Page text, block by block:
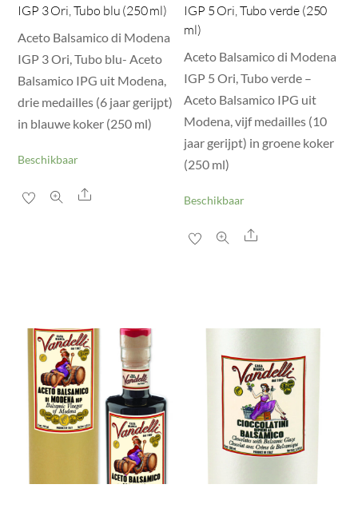
IGP 3 Ori, Tubo blu (250 ml)
Aceto Balsamico di Modena
IGP 3 Ori, Tubo blu- Aceto
Balsamico IPG uit Modena,
drie medailles (6 jaar gerijpt)
in blauwe koker (250 ml)
Beschikbaar
Share
IGP 5 Ori, Tubo verde (250
ml)
Aceto Balsamico di Modena
IGP 5 Ori, Tubo verde –
Aceto Balsamico IPG uit
Modena, vijf medailles (10
jaar gerijpt) in groene koker
(250 ml)
Beschikbaar
Share